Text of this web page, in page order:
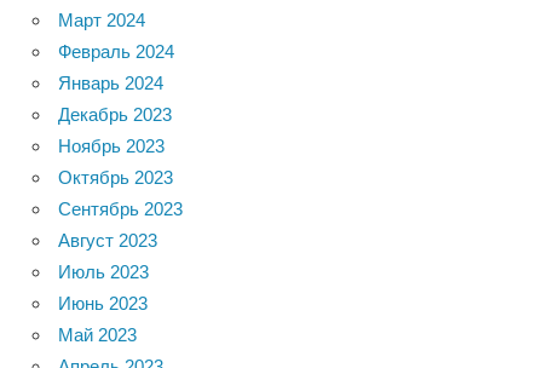
Март 2024
Февраль 2024
Январь 2024
Декабрь 2023
Ноябрь 2023
Октябрь 2023
Сентябрь 2023
Август 2023
Июль 2023
Июнь 2023
Май 2023